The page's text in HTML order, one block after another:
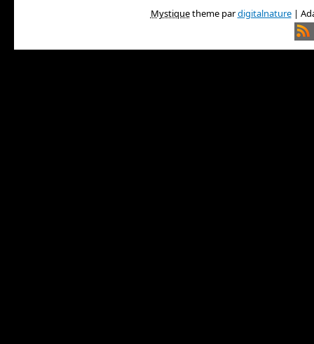
Mystiquetheme pardigitalnature|